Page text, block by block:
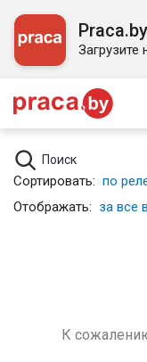
Praca.by
Загрузите
Поиск
Сортировать: по
Отображать: за все
К